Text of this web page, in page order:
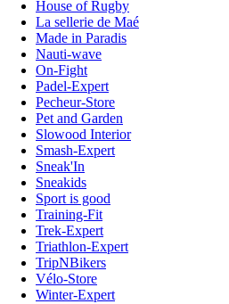
House of Rugby
La sellerie de Maé
Made in Paradis
Nauti-wave
On-Fight
Padel-Expert
Pecheur-Store
Pet and Garden
Slowood Interior
Smash-Expert
Sneak'In
Sneakids
Sport is good
Training-Fit
Trek-Expert
Triathlon-Expert
TripNBikers
Vélo-Store
Winter-Expert